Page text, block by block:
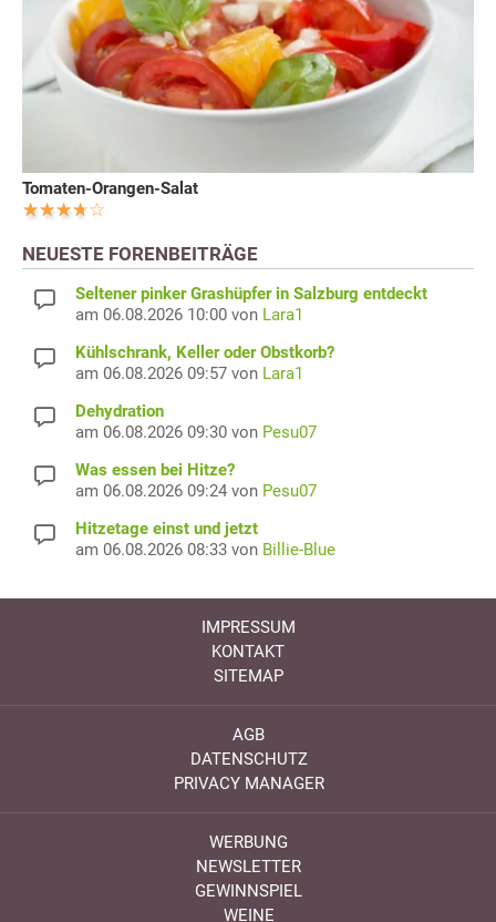
Tomaten-Orangen-Salat
NEUESTE FORENBEITRÄGE
Seltener pinker Grashüpfer in Salzburg entdeckt
am 06.08.2026 10:00 von Lara1
Kühlschrank, Keller oder Obstkorb?
am 06.08.2026 09:57 von Lara1
Dehydration
am 06.08.2026 09:30 von Pesu07
Was essen bei Hitze?
am 06.08.2026 09:24 von Pesu07
Hitzetage einst und jetzt
am 06.08.2026 08:33 von Billie-Blue
IMPRESSUM
KONTAKT
SITEMAP
AGB
DATENSCHUTZ
PRIVACY MANAGER
WERBUNG
NEWSLETTER
GEWINNSPIEL
WEINE